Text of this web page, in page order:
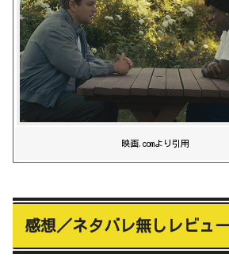
映画.comより引用
感想／ネタバレ無しレビュー